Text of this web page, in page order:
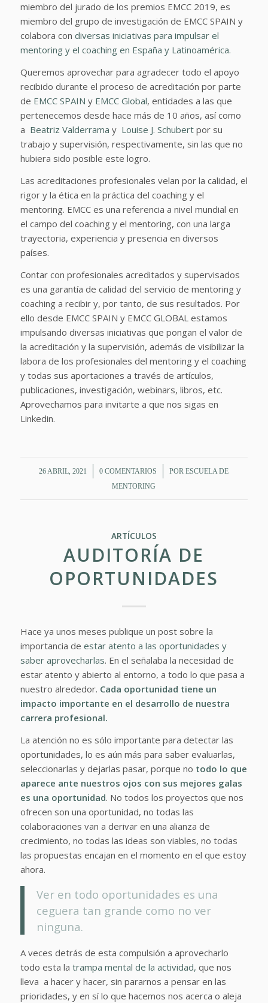
miembro del jurado de los premios EMCC 2019, es
miembro del grupo de investigación de EMCC SPAIN y
colabora con diversas iniciativas para impulsar el
mentoring y el coaching en España y Latinoamérica.
Queremos aprovechar para agradecer todo el apoyo
recibido durante el proceso de acreditación por parte
de EMCC SPAIN y EMCC Global, entidades a las que
pertenecemos desde hace más de 10 años, así como
a Beatriz Valderrama y Louise J. Schubertpor su
trabajo y supervisión, respectivamente, sin las que no
hubiera sido posible este logro.
Las acreditaciones profesionales velan por la calidad, el
rigor y la ética en la práctica del coaching y el
mentoring. EMCC es una referencia a nivel mundial en
el campo del coaching y el mentoring, con una larga
trayectoria, experiencia y presencia en diversos
países.
Contar con profesionales acreditados y supervisados
es una garantía de calidad del servicio de mentoring y
coaching a recibir y, por tanto, de sus resultados. Por
ello desde EMCC SPAIN y EMCC GLOBAL estamos
impulsando diversas iniciativas que pongan el valor de
la acreditación y la supervisión, además de visibilizar la
labora de los profesionales del mentoring y el coaching
y todas sus aportaciones a través de artículos,
publicaciones, investigación, webinars, libros, etc.
Aprovechamos para invitarte a que nos sigas en
Linkedin.
26 ABRIL, 2021
/ 0 COMENTARIOS
/ PORESCUELA DE
MENTORING
ARTÍCULOS
AUDITORÍA DE
OPORTUNIDADES
Hace ya unos meses publique un post sobre la
importancia de estar atento a las oportunidades y
saber aprovecharlas. En el señalaba la necesidad de
estar atento y abierto al entorno, a todo lo que pasa a
nuestro alrededor. Cada oportunidad tiene un
impacto importante en el desarrollo de nuestra
carrera profesional.
La atención no es sólo importante para detectar las
oportunidades, lo es aún más para saber evaluarlas,
seleccionarlas y dejarlas pasar, porque no todo lo que
aparece ante nuestros ojos con sus mejores galas
es una oportunidad. No todos los proyectos que nos
ofrecen son una oportunidad, no todas las
colaboraciones van a derivar en una alianza de
crecimiento, no todas las ideas son viables, no todas
las propuestas encajan en el momento en el que estoy
ahora.
Ver en todo oportunidades es una
ceguera tan grande como no ver
ninguna.
A veces detrás de esta compulsión a aprovecharlo
todo esta la trampa mental de la actividad, que nos
lleva a hacer y hacer, sin pararnos a pensar en las
prioridades, y en sí lo que hacemos nos acerca o aleja